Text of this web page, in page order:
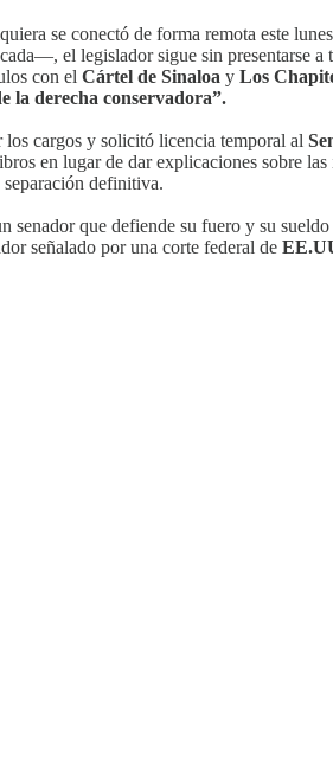
se conectó de forma remota este
el legislador sigue sin presentarse
con el Cártel de Sinaloa y Los
la derecha conservadora”.
los cargos y solicitó licencia temporal al
en lugar de dar explicaciones sobre
definitiva.
que defiende su fuero y su
señalado por una corte federal de